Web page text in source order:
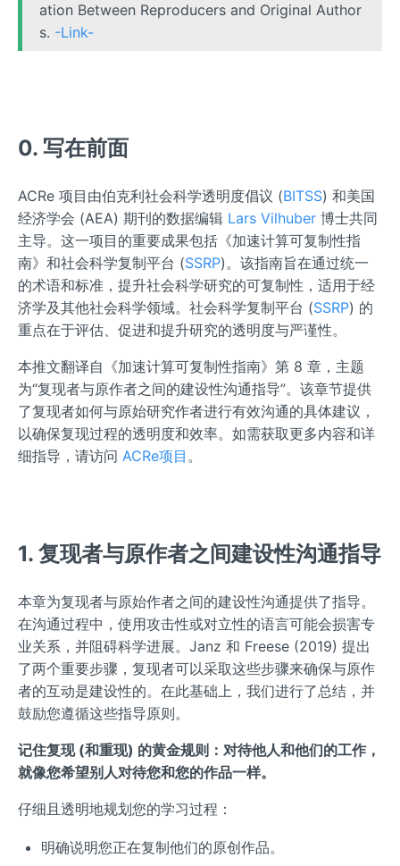
ation Between Reproducers and Original Author
s. -Link-
0. 写在前面
ACRe 项目由伯克利社会科学透明度倡议 (BITSS) 和美国
经济学会 (AEA) 期刊的数据编辑 Lars Vilhuber 博士共同
主导。这一项目的重要成果包括《加速计算可复制性指
南》和社会科学复制平台 (SSRP)。该指南旨在通过统一
的术语和标准，提升社会科学研究的可复制性，适用于经
济学及其他社会科学领域。社会科学复制平台 (SSRP) 的
重点在于评估、促进和提升研究的透明度与严谨性。
本推文翻译自《加速计算可复制性指南》第 8 章，主题
为“复现者与原作者之间的建设性沟通指导”。该章节提供
了复现者如何与原始研究作者进行有效沟通的具体建议，
以确保复现过程的透明度和效率。如需获取更多内容和详
细指导，请访问 ACRe项目 。
1. 复现者与原作者之间建设性沟通指导
本章为复现者与原始作者之间的建设性沟通提供了指导。
在沟通过程中，使用攻击性或对立性的语言可能会损害专
业关系，并阻碍科学进展。Janz 和 Freese (2019) 提出
了两个重要步骤，复现者可以采取这些步骤来确保与原作
者的互动是建设性的。在此基础上，我们进行了总结，并
鼓励您遵循这些指导原则。
记住复现 (和重现) 的黄金规则：对待他人和他们的工作，
就像您希望别人对待您和您的作品一样。
仔细且透明地规划您的学习过程：
明确说明您正在复制他们的原创作品。